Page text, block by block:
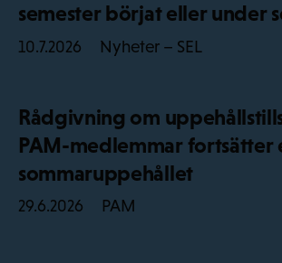
semester börjat eller under
10.7.2026 Nyheter – SEL
Rådgivning om
PAM-medlemmar fortsätter
sommaruppehållet
29.6.2026 PAM